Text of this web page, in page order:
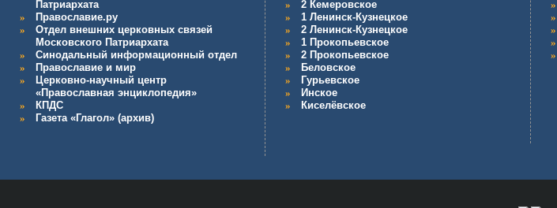
Патриархата
Православие.ру
Отдел внешних церковных связей
Московского Патриархата
Синодальный информационный отдел
Православие и мир
Церковно-научный центр
«Православная энциклопедия»
КПДС
Газета «Глагол» (архив)
2 Кемеровское
1 Ленинск-Кузнецкое
2 Ленинск-Кузнецкое
1 Прокопьевское
2 Прокопьевское
Беловское
Гурьевское
Инское
Киселёвское